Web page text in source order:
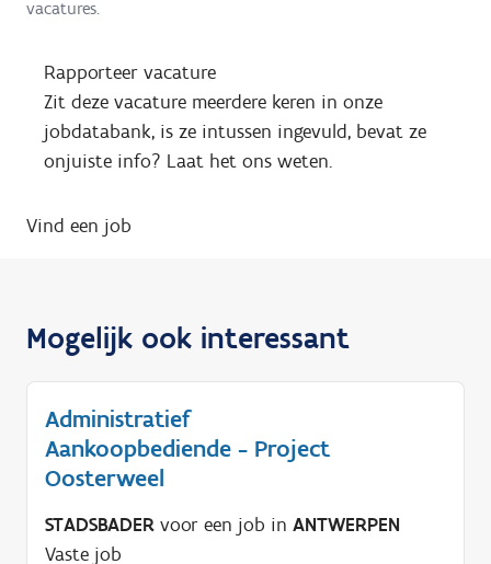
vacatures.
Rapporteer vacature
Zit deze vacature meerdere keren in onze
jobdatabank, is ze intussen ingevuld, bevat ze
onjuiste info? Laat het ons weten.
Vind een job
Mogelijk ook interessant
Administratief
Aankoopbediende - Project
Oosterweel
STADSBADER voor een job in ANTWERPEN
Vaste job